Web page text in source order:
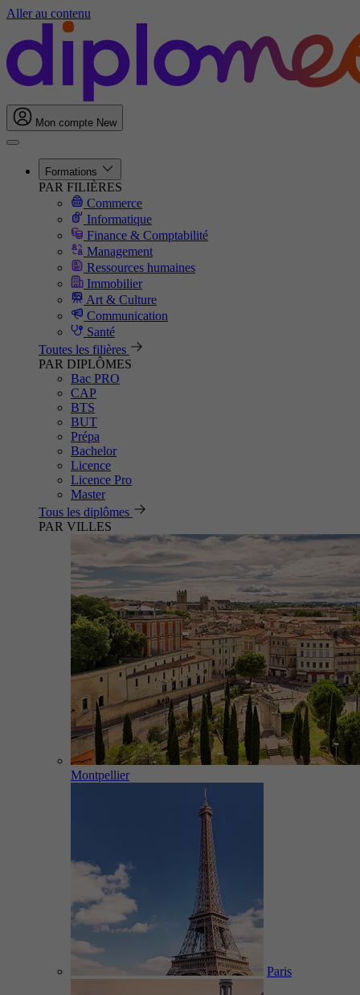
Aller au contenu
Mon compte New
Formations
PAR FILIÈRES
Commerce
Informatique
Finance & Comptabilité
Management
Ressources humaines
Immobilier
Art & Culture
Communication
Santé
Toutes les filières
PAR DIPLÔMES
Bac PRO
CAP
BTS
BUT
Prépa
Bachelor
Licence
Licence Pro
Master
Tous les diplômes
PAR VILLES
Montpellier
Paris